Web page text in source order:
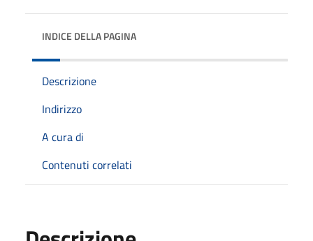
INDICE DELLA PAGINA
Descrizione
Indirizzo
A cura di
Contenuti correlati